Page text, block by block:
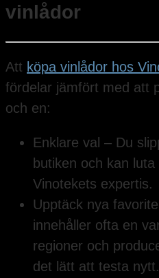
vinlådor
Att köpa vinlådor hos
fördelar jämfört med att
och en:
Enklare val – Du
butiken och kan luta
Vinotekets expertis.
Upptäck nya
innehåller ofta en
regioner och
det lätt att testa nytt.